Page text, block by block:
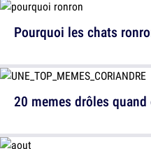
Pourquoi les chats
20 memes drôles